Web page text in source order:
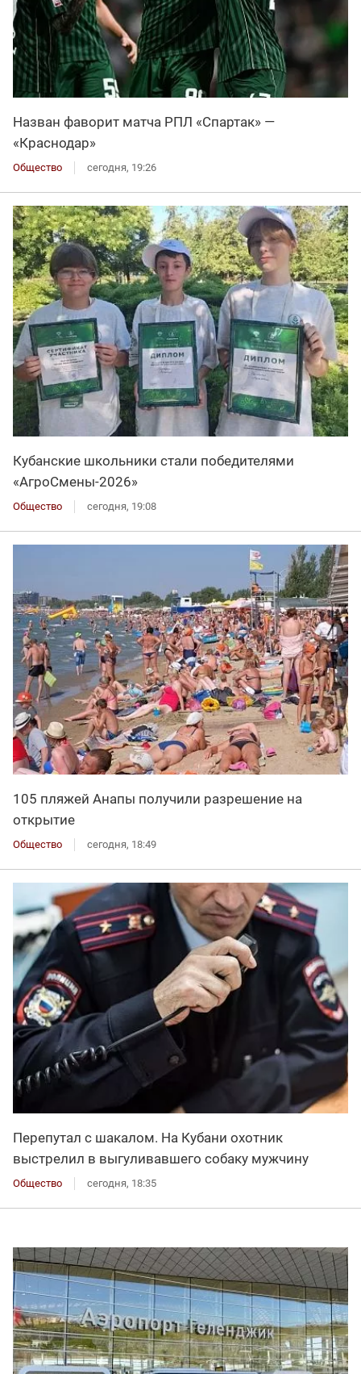
Назван фаворит матча РПЛ «Спартак» —
«Краснодар»
Общество сегодня, 19:26
Кубанские школьники стали победителями
«АгроСмены-2026»
Общество сегодня, 19:08
105 пляжей Анапы получили разрешение на
открытие
Общество сегодня, 18:49
Перепутал с шакалом. На Кубани охотник
выстрелил в выгуливавшего собаку мужчину
Общество сегодня, 18:35